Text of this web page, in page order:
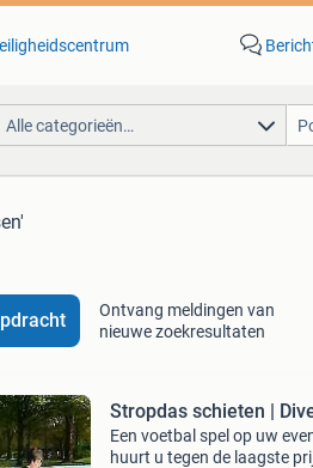
Alle categorieën…
Ontvang meldingen van
nieuwe zoekresultaten
Stropdas schieten |
Een voetbal spel op uw
huurt u tegen de laagste